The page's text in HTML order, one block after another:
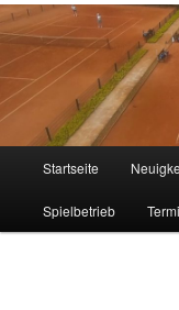
Startseite
Spielbetrieb